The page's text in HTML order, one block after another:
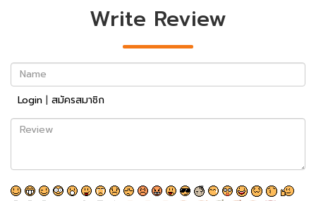
Write Review
Name
Login | สมัครสมาชิก
Review